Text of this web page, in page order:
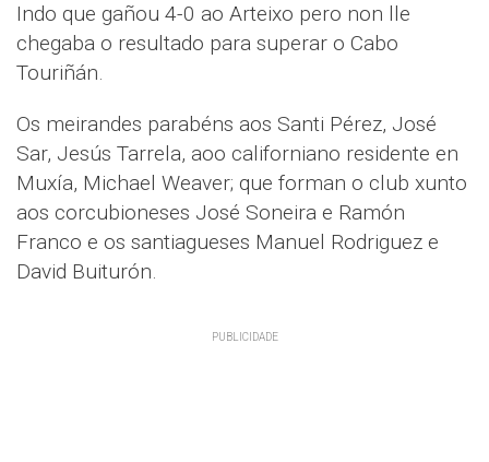
Indo que gañou 4-0 ao Arteixo pero non lle
chegaba o resultado para superar o Cabo
Touriñán.
Os meirandes parabéns aos Santi Pérez, José
Sar, Jesús Tarrela, aoo californiano residente en
Muxía, Michael Weaver; que forman o club xunto
aos corcubioneses José Soneira e Ramón
Franco e os santiagueses Manuel Rodriguez e
David Buiturón.